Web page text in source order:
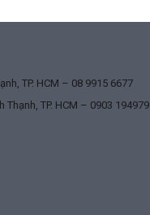
TP. HCM – 08 9915 6677
Thạnh, TP. HCM – 0903 194979